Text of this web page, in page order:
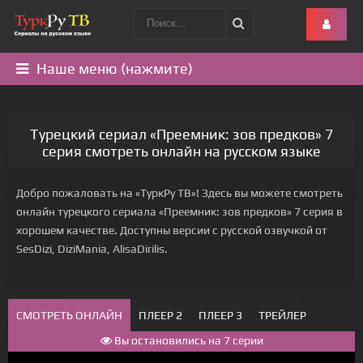
Наше меню (нажмите)
Турецкий сериал «Преемник: зов предков» 7
серия смотреть онлайн на русском языке
Добро пожаловать на «ТуркРу ТВ»! Здесь вы можете смотреть
онлайн турецкого сериала «Преемник: зов предков» 7 серия в
хорошем качестве. Доступны версии с русской озвучкой от
SesDizi, DiziMania, AlisaDirilis.
СМОТРЕТЬ ОНЛАЙН ПЛЕЕР 2 ПЛЕЕР 3
ТРЕЙЛЕР
Вы остановились на 7 серии